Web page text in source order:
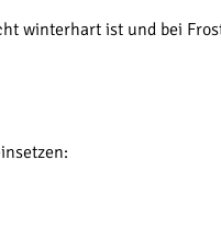
winterhart ist und bei